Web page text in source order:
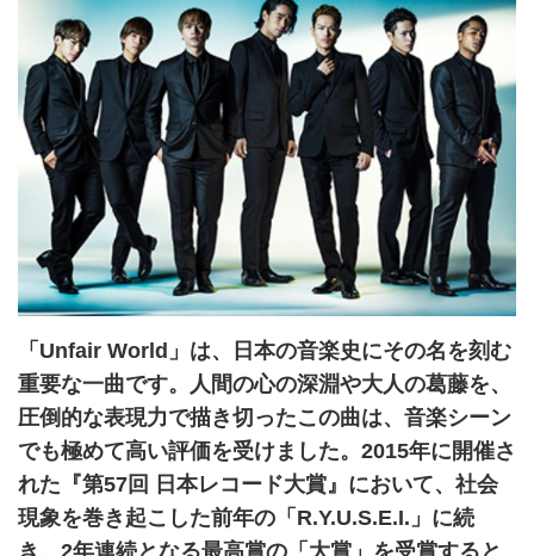
「Unfair World」は、日本の音楽史にその名を刻む
重要な一曲です。人間の心の深淵や大人の葛藤を、
圧倒的な表現力で描き切ったこの曲は、音楽シーン
でも極めて高い評価を受けました。2015年に開催さ
れた『第57回 日本レコード大賞』において、社会
現象を巻き起こした前年の「R.Y.U.S.E.I.」に続